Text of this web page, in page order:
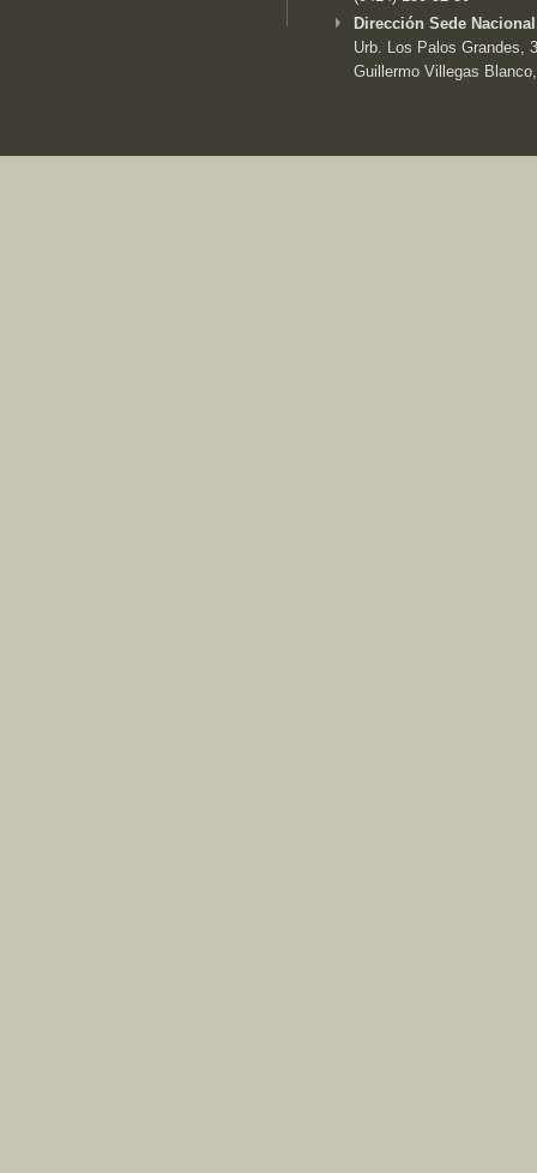
Dirección Sede
Urb. Los Palos Grandes,
Guillermo Villegas